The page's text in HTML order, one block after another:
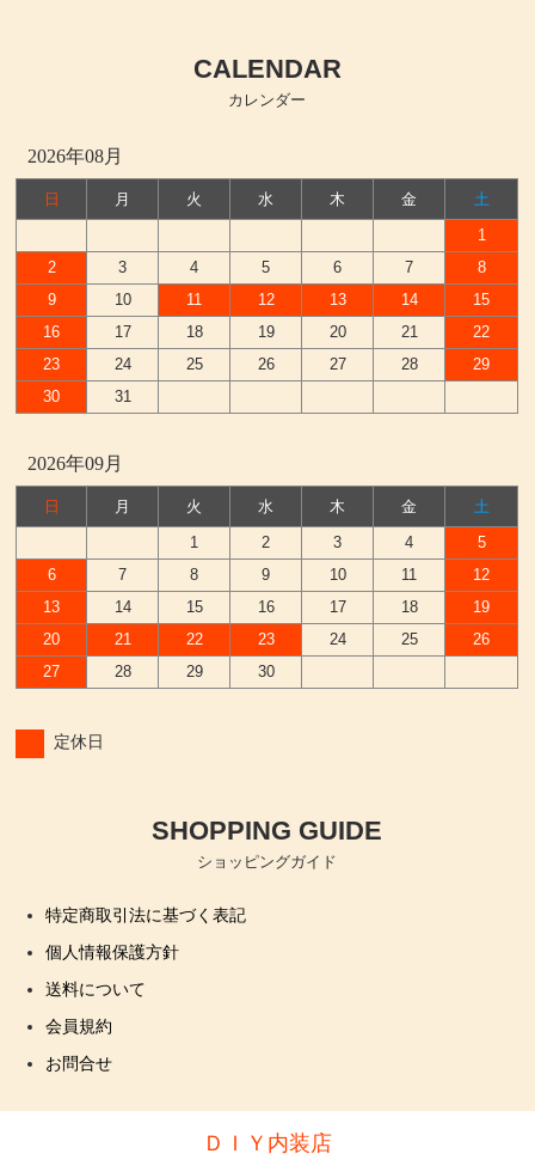
CALENDAR
カレンダー
2026年08月
日 月 火 水 木 金
土
1
2
3 4 5 6 7
8
9
10 11 12 13 14
15
16
17 18 19 20 21
22
23
24 25 26 27 28
29
30
31
2026年09月
日 月 火 水 木 金
土
1
2 3 4
5
6
7 8 9 10 11
12
13
14 15 16 17 18
19
20
21 22 23 24 25
26
27
28 29 30
定休日
SHOPPING GUIDE
ショッピングガイド
特定商取引法に基づく表記
個人情報保護方針
送料について
会員規約
お問合せ
ＤＩＹ内装店